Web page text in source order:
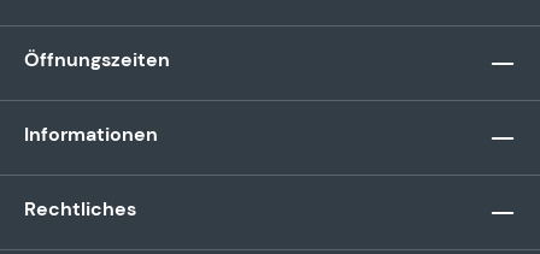
Öffnungszeiten
Informationen
Rechtliches